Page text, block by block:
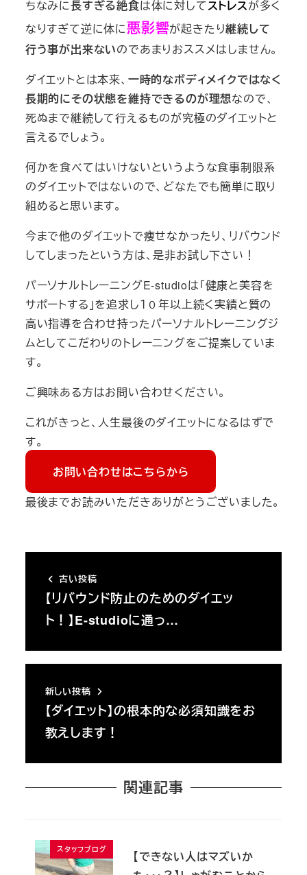
ちなみに長すぎる絶食は体に対してストレスが多く
なりすぎて逆に体に悪影響が起きたり継続して
行う事が出来ないのであまりおススメはしません。
ダイエットとは本来、 一時的なボディメイクではなく
長期的にその状態を維持できるのが理想なので、
死ぬまで継続して行えるものが究極のダイエットと
言えるでしょう。
何かを食べてはいけないというような食事制限系
のダイエットではないので、どなたでも簡単に取り
組めると思います。
今まで他のダイエットで痩せなかったり、リバウンド
してしまったという方は、是非お試し下さい！
パーソナルトレーニングE-studioは「健康と美容を
サポートする」を追求し１０年以上続く実績と質の
高い指導を合わせ持ったパーソナルトレーニングジ
ムとしてこだわりのトレーニングをご提案していま
す。
ご興味ある方はお問い合わせください。
これがきっと、人生最後のダイエットになるはずで
す。
お問い合わせはこちらから
最後までお読みいただきありがとうございました。
古い投稿
【リバウンド防止のためのダイエッ
ト！】E-studioに通っ…
新しい投稿
【ダイエット】の根本的な必須知識をお
教えします！
関連記事
スタッフブログ
【できない人はマズいか